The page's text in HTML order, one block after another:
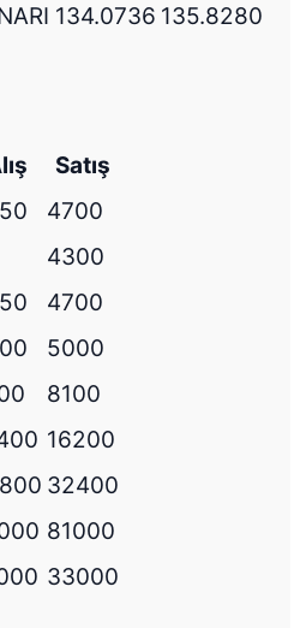
134.0736 135.8280
Satış
4700
4300
4700
5000
8100
16200
32400
81000
33000